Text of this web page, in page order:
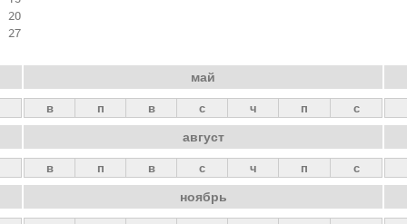
20
27
май
в п в с ч п с
август
в п в с ч п с
ноябрь